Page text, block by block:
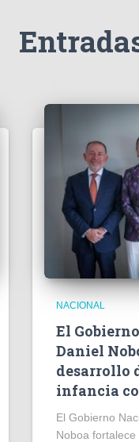
NACIONAL
El
Daniel
desarrollo
infancia
El Gobierno
Noboa